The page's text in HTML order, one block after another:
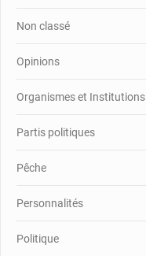
Non classé
Opinions
Organismes et Institutions
Partis politiques
Pêche
Personnalités
Politique